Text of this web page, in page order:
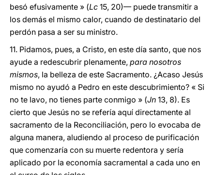
besó efusivamente » (Lc 15, 20)— puede transmitir a
los demás el mismo calor, cuando de destinatario del
perdón pasa a ser su ministro.
11. Pidamos, pues, a Cristo, en este día santo, que nos
ayude a redescubrir plenamente, para nosotros
mismos, la belleza de este Sacramento. ¿Acaso Jesús
mismo no ayudó a Pedro en este descubrimiento? « Si
no te lavo, no tienes parte conmigo » (Jn 13, 8). Es
cierto que Jesús no se refería aquí directamente al
sacramento de la Reconciliación, pero lo evocaba de
alguna manera, aludiendo al proceso de purificación
que comenzaría con su muerte redentora y sería
aplicado por la economía sacramental a cada uno en